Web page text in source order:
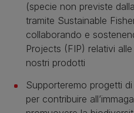
(specie non previste
tramite Sustainable
collaborando e
Projects (FIP) relativi
nostri prodotti
Supporteremo progetti
per contribuire